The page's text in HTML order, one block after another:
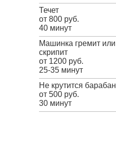
Течет
от 800 руб.
40 минут
Машинка гремит или
скрипит
от 1200 руб.
25-35 минут
Не крутится барабан
от 500 руб.
30 минут